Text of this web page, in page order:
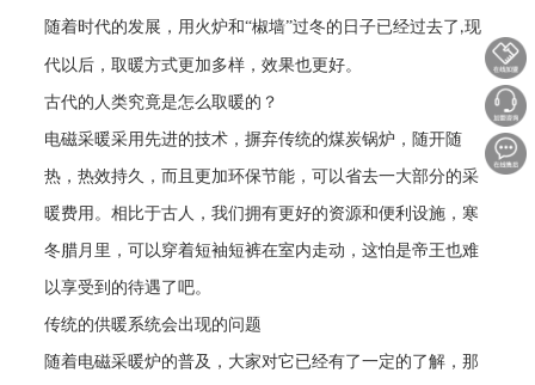
随着时代的发展，用火炉和“椒墙”过冬的日子已经过去了 ,现
代以后，取暖方式更加多样，效果也更好。
古代的人类究竟是怎么取暖的？
电磁采暖采用先进的技术，摒弃传统的煤炭锅炉，随开随
热，热效持久，而且更加环保节能，可以省去一大部分的采
暖费用。相比于古人，我们拥有更好的资源和便利设施，寒
冬腊月里，可以穿着短袖短裤在室内走动，这怕是帝王也难
以享受到的待遇了吧。
传统的供暖系统会出现的问题
随着电磁采暖炉的普及，大家对它已经有了一定的了解，那